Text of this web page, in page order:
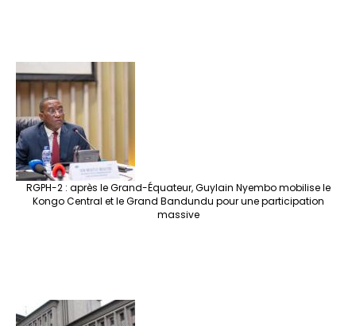
RGPH-2 : après le Grand-Équateur, Guylain Nyembo mobilise le
Kongo Central et le Grand Bandundu pour une participation
massive